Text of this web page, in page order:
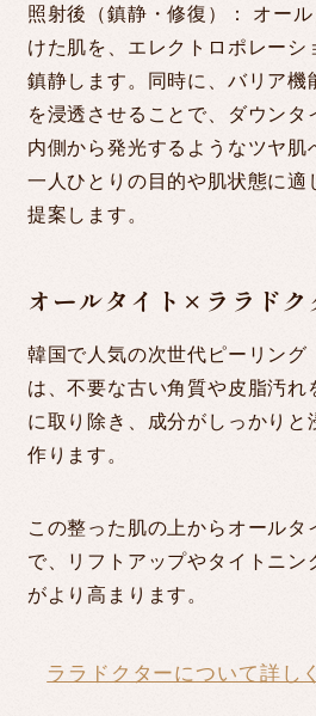
照射後（鎮静・修復）： オー
けた肌を、エレクトロポレーシ
鎮静します。同時に、バリア機
を浸透させることで、ダウンタ
内側から発光するようなツヤ肌
一人ひとりの目的や肌状態に適
提案します。
オールタイト×ララドク
韓国で人気の次世代ピーリング
は、不要な古い角質や皮脂汚れ
に取り除き、成分がしっかりと
作ります。
この整った肌の上からオールタ
で、リフトアップやタイトニン
がより高まります。
ララドクターについて詳し